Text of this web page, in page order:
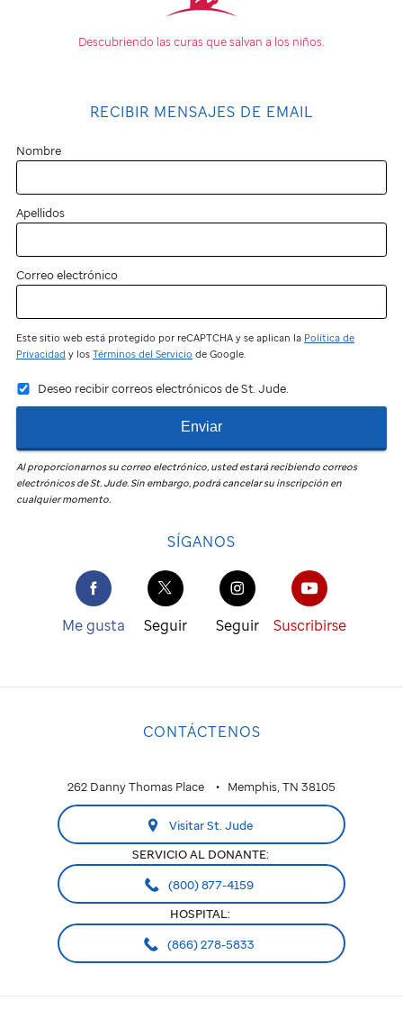
Descubriendo las curas quesalvan a los niños.
RECIBIR MENSAJES DE EMAIL
Nombre
Apellidos
Correo electrónico
Este sitio web está protegido por reCAPTCHA y se aplican la Política de
Privacidad y los Términos del Servicio de Google.
Deseo recibir correos electrónicos de St. Jude.
Enviar
Al proporcionarnos su correo electrónico, usted estará recibiendo correos
electrónicos deSt. Jude.Sin embargo, podrá cancelar su inscripción en
cualquier momento.
SÍGANOS
Me gusta Seguir Seguir Suscribirse
CONTÁCTENOS
262 Danny Thomas Place Memphis, TN 38105
Visitar St. Jude
SERVICIO AL DONANTE:
(800) 877-4159
HOSPITAL:
(866) 278-5833